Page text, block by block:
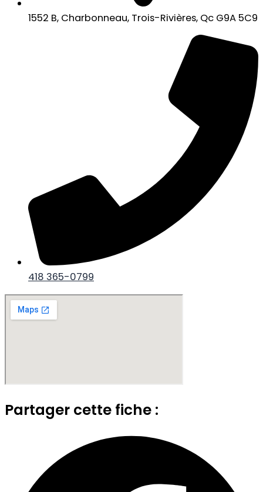
1552 B, Charbonneau, Trois-Rivières, Qc G9A 5C9
418 365-0799
Partager cette fiche :